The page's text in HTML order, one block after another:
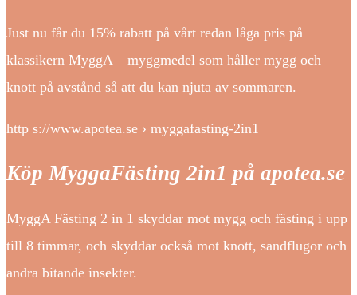
Just nu får du 15% rabatt på vårt redan låga pris på
klassikern MyggA – myggmedel som håller mygg och
knott på avstånd så att du kan njuta av sommaren.
http s://www.apotea.se › myggafasting-2in1
Köp MyggaFästing 2in1 på apotea.se
MyggA Fästing 2 in 1 skyddar mot mygg och fästing i upp
till 8 timmar, och skyddar också mot knott, sandflugor och
andra bitande insekter.